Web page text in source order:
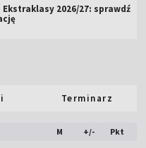
Ekstraklasy 2026/27: sprawdź
Terminarz
M +/- Pkt